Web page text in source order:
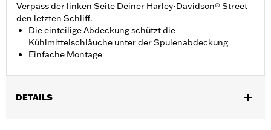
Verpass der linken Seite Deiner Harley-Davidson® Street
den letzten Schliff.
Die einteilige Abdeckung schützt die
Kühlmittelschläuche unter der Spulenabdeckung
Einfache Montage
DETAILS